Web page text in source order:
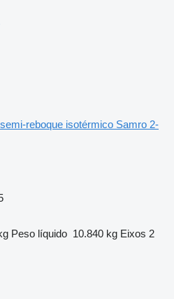
semi-reboque isotérmico Samro 2-
Peso líquido 10.840 kg Eixos 2